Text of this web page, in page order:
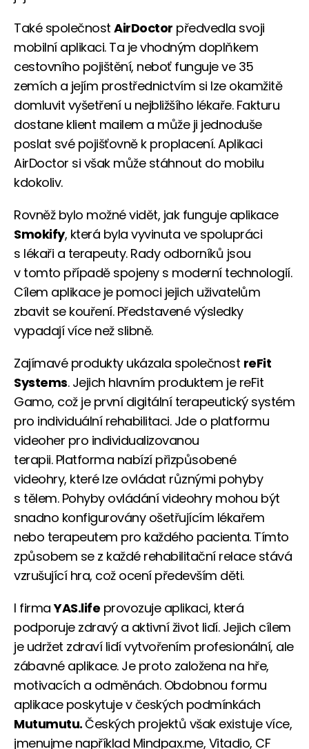
Také společnost AirDoctor předvedla svoji
mobilní aplikaci. Ta je vhodným doplňkem
cestovního pojištění, neboť funguje ve 35
zemích a jejím prostřednictvím si lze okamžitě
domluvit vyšetření u nejbližšího lékaře. Fakturu
dostane klient mailem a může ji jednoduše
poslat své pojišťovně k proplacení. Aplikaci
AirDoctor si však může stáhnout do mobilu
kdokoliv.
Rovněž bylo možné vidět, jak funguje aplikace
Smokify, která byla vyvinuta ve spolupráci
s lékaři a terapeuty. Rady odborníků jsou
v tomto případě spojeny s moderní technologií.
Cílem aplikace je pomoci jejich uživatelům
zbavit se kouření. Představené výsledky
vypadají více než slibně.
Zajímavé produkty ukázala společnost reFit
Systems. Jejich hlavním produktem je reFit
Gamo, což je první digitální terapeutický systém
pro individuální rehabilitaci. Jde o platformu
videoher pro individualizovanou
terapii. Platforma nabízí přizpůsobené
videohry, které lze ovládat různými pohyby
s tělem. Pohyby ovládání videohry mohou být
snadno konfigurovány ošetřujícím lékařem
nebo terapeutem pro každého pacienta. Tímto
způsobem se z každé rehabilitační relace stává
vzrušující hra, což ocení především děti.
I firmaYAS.life provozuje aplikaci, která
podporuje zdravý a aktivní život lidí. Jejich cílem
je udržet zdraví lidí vytvořením profesionální, ale
zábavné aplikace. Je proto založena na hře,
motivacích a odměnách. Obdobnou formu
aplikace poskytuje v českých podmínkách
Mutumutu.Českých projektů však existuje více,
jmenujme například Mindpax.me, Vitadio, CF